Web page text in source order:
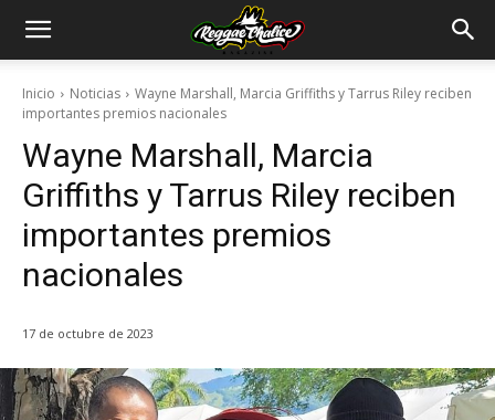
Inicio Noticias
Wayne Marshall, Marcia Griffiths y Tarrus Riley reciben
importantes premios nacionales
Wayne Marshall, Marcia
Griffiths y Tarrus Riley reciben
importantes premios
nacionales
17 de octubre de 2023